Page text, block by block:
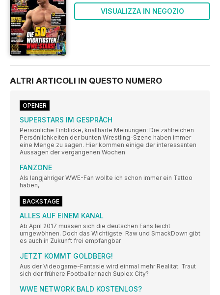
VISUALIZZA IN NEGOZIO
ALTRI ARTICOLI IN QUESTO NUMERO
OPENER
SUPERSTARS IM GESPRÄCH
Persönliche Einblicke, knallharte Meinungen: Die zahlreichen
Persönlichkeiten der bunten Wrestling-Szene haben immer
eine Menge zu sagen. Hier kommen einige der interessanten
Aussagen der vergangenen Wochen
FANZONE
Als langjähriger WWE-Fan wollte ich schon immer ein Tattoo
haben,
BACKSTAGE
ALLES AUF EINEM KANAL
Ab April 2017 müssen sich die deutschen Fans leicht
umgewöhnen. Doch das Wichtigste: Raw und SmackDown gibt
es auch in Zukunft frei empfangbar
JETZT KOMMT GOLDBERG!
Aus der Videogame-Fantasie wird einmal mehr Realität. Traut
sich der frühere Footballer nach Suplex City?
WWE NETWORK BALD KOSTENLOS?